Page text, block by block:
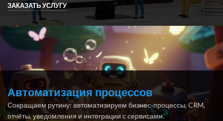
ЗАКАЗАТЬ УСЛУГУ
Автоматизация процессов
Сокращаем рутину: автоматизируем бизнес-процессы, CRM,
отчёты, уведомления и интеграции с сервисами.